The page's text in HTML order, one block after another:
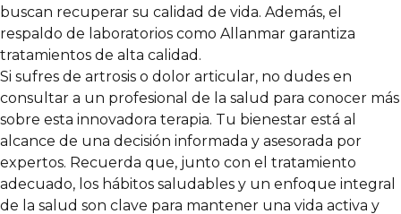
buscan recuperar su calidad de vida. Además, el
respaldo de laboratorios como Allanmar garantiza
tratamientos de alta calidad.
Si sufres de artrosis o dolor articular, no dudes en
consultar a un profesional de la salud para conocer más
sobre esta innovadora terapia. Tu bienestar está al
alcance de una decisión informada y asesorada por
expertos. Recuerda que, junto con el tratamiento
adecuado, los hábitos saludables y un enfoque integral
de la salud son clave para mantener una vida activa y